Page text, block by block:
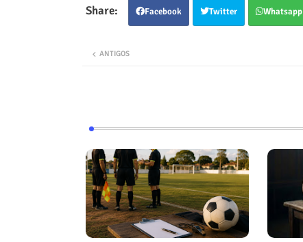
Facebook Twitter Whatsapp
ANTIGOS